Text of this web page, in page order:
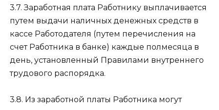
3.7. Заработная плата Работнику выплачивается
путем выдачи наличных денежных средств в
кассе Работодателя (путем перечисления на
счет Работника в банке) каждые полмесяца в
день, установленный Правилами внутреннего
трудового распорядка.
3.8. Из заработной платы Работника могут